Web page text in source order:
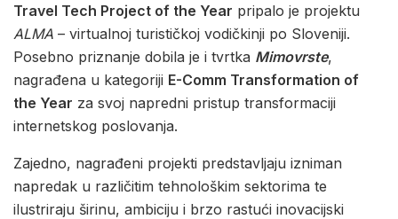
Travel Tech Project of the Year pripalo je projektu
ALMA – virtualnoj turističkoj vodičkinji po Sloveniji.
Posebno priznanje dobila je i tvrtka Mimovrste,
nagrađena u kategoriji E-Comm Transformation of
the Year za svoj napredni pristup transformaciji
internetskog poslovanja.
Zajedno, nagrađeni projekti predstavljaju izniman
napredak u različitim tehnološkim sektorima te
ilustriraju širinu, ambiciju i brzo rastući inovacijski